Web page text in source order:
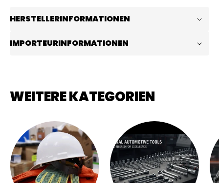
HERSTELLERINFORMATIONEN
IMPORTEURINFORMATIONEN
WEITERE KATEGORIEN